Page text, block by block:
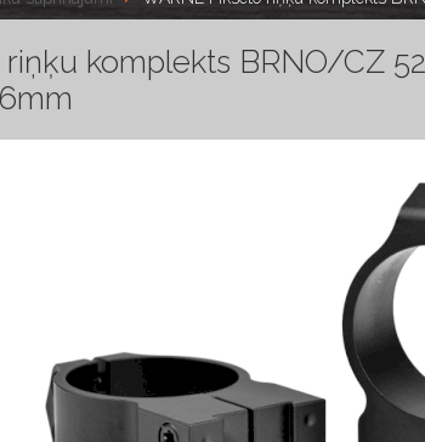
komplekts BRNO/CZ